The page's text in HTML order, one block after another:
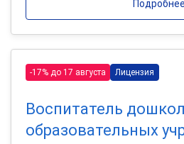
Подробнее
-17% до 17 августа Лицензия
Воспитатель
образовательных